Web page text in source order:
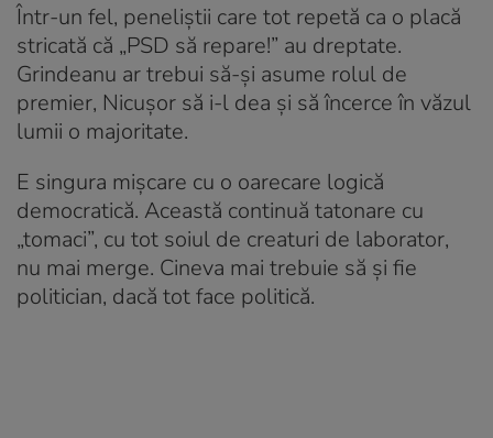
Într-un fel, peneliștii care tot repetă ca o placă
stricată că „PSD să repare!” au dreptate.
Grindeanu ar trebui să-și asume rolul de
premier, Nicușor să i-l dea și să încerce în văzul
lumii o majoritate.
E singura mișcare cu o oarecare logică
democratică. Această continuă tatonare cu
„tomaci”, cu tot soiul de creaturi de laborator,
nu mai merge. Cineva mai trebuie să și fie
politician, dacă tot face politică.